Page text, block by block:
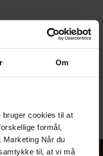
Om
cookies til at
formål,
Marketing Når du
til, at vi må
Hotel